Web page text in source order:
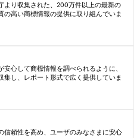
より収集された、200万件以上の最新の
の高い商標情報の提供に取り組んでいま
安心して商標情報を調べられるように、
集し、レポート形式で広く提供していま
信頼性を高め、ユーザのみなさまに安心